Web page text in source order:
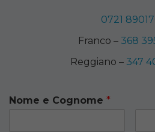
0721
Franco – 368
Reggiano – 347
Nome e Cognome *